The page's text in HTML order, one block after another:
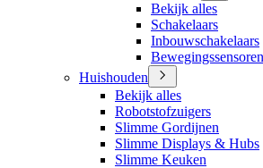
Bekijk alles
Schakelaars
Inbouwschakelaars
Bewegingssensoren
Huishouden
Bekijk alles
Robotstofzuigers
Slimme Gordijnen
Slimme Displays & Hubs
Slimme Keuken